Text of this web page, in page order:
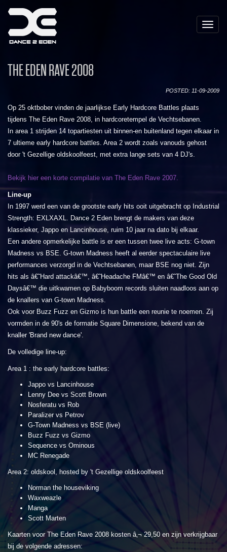
Toggle
THE EDEN RAVE 2008
POSTED: 11-09-2009
Op 25 oktbober vinden de jaarlijkse Early Hardcore Battles plaats
tijdens The Eden Rave 2008, in hardcoretempel de Vechtsebanen.
In area 1 strijden 14 topartiesten uit binnen-en buitenland tegen elkaar in
7 ultieme early hardcore battles. Area 2 wordt zoals vanouds gehost
door 't Gezellige oldskoolfeest, met extra lange sets van 4 DJ's.
Bekijk hier een korte compilatie van The Eden Rave 2007.
Line-up
In 1997 werd een van de grootste early hits ooit uitgebracht op Industrial
Strength: EXLXAXL. Dance 2 Eden brengt de makers van deze
klassieker, Jappo en Lancinhouse, ruim 10 jaar na dato bij elkaar.
Een andere opmerkelijke battle is er een tussen twee live acts: G-town
Madness vs BSE. G-town Madness heeft al eerder spectaculaire live
performances verzorgd in de Vechtsebanen, maar BSE nog niet. Zijn
hits als â€˜Hard attackâ€™, â€˜Headache FMâ€™ en â€˜The Good Old
Daysâ€™ die uitkwamen op Babyboom records sluiten naadloos aan op
de knallers van G-town Madness.
Ook voor Buzz Fuzz en Gizmo is hun battle een reunie te noemen. Zij
vormden in de 90's de formatie Square Dimensione, bekend van de
knaller 'Brand new dance'.
De volledige line-up:
Area 1 : the early hardcore battles:
Jappo vs Lancinhouse
Lenny Dee vs Scott Brown
Nosferatu vs Rob
Paralizer vs Petrov
G-Town Madness vs BSE (live)
Buzz Fuzz vs Gizmo
Sequence vs Ominous
MC Renegade
Area 2: oldskool, hosted by 't Gezellige oldskoolfeest
Norman the houseviking
Waxweazle
Manga
Scott Marten
Kaarten voor The Eden Rave 2008 kosten â‚¬ 29,50 en zijn verkrijgbaar
bij de volgende adressen: